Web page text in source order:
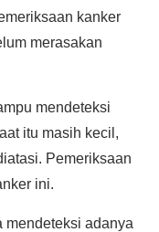
kanker
merasakan
mendeteksi
itu masih kecil,
Pemeriksaan
ini.
mendeteksi adanya